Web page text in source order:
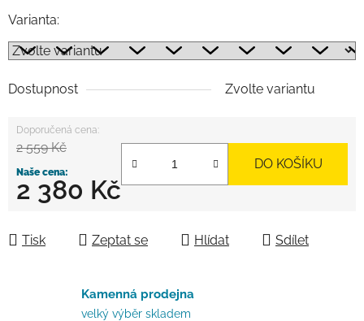
Varianta:
Dostupnost Zvolte variantu
2 559 Kč
2 380 Kč
DO KOŠÍKU
Tisk Zeptat se Hlídat Sdílet
Kamenná prodejna
velký výběr skladem